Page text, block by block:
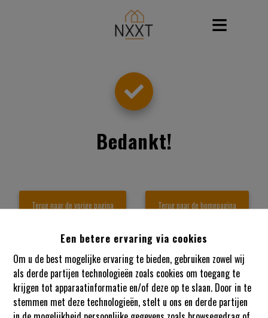
Een betere ervaring via cookies
Om u de best mogelijke ervaring te bieden, gebruiken zowel wij
als derde partijen technologieën zoals cookies om toegang te
krijgen tot apparaatinformatie en/of deze op te slaan. Door in te
stemmen met deze technologieën, stelt u ons en derde partijen
Bedankt!
Terug naar de vorige pagina Terug naar de homepagina